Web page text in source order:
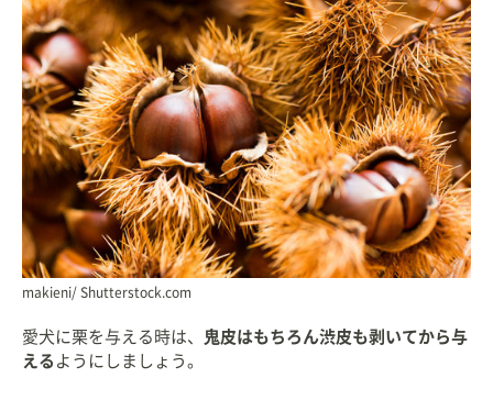
makieni/ Shutterstock.com
愛犬に栗を与える時は、
鬼皮はもちろん渋皮も剥いてから与
える ようにしましょう。